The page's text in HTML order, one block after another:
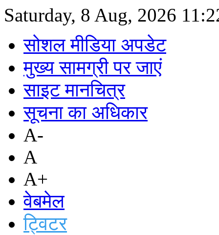
Saturday, 8 Aug, 2026
सोशल मीडिया अपडेट
मुख्य सामग्री पर जाएं
साइट मानचित्र
सूचना का अधिकार
A-
A
A+
वेबमेल
ट्विटर